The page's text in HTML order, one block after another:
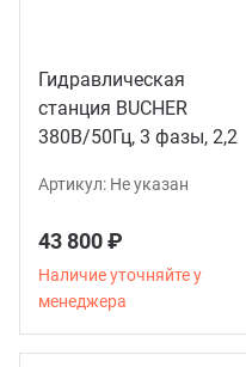
Гидравлическая
станция BUCHER
380В/50Гц, 3 фазы, 2,2
190320201
Артикул: Не указан
43 800 ₽
Наличие уточняйте у
менеджера